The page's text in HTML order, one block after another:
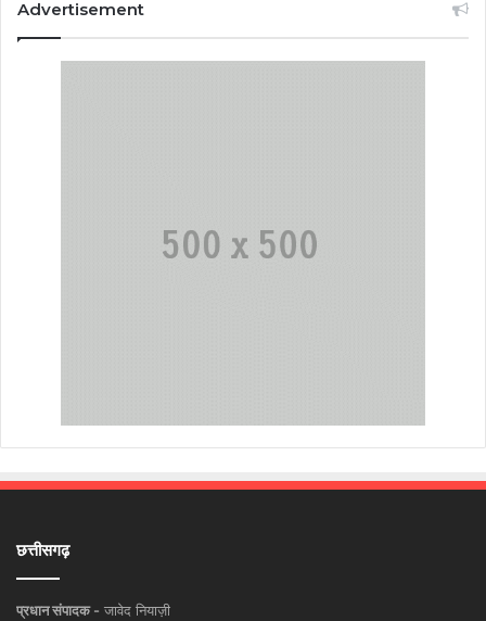
Advertisement
छत्तीसगढ़
प्रधान संपादक - जावेद नियाज़ी